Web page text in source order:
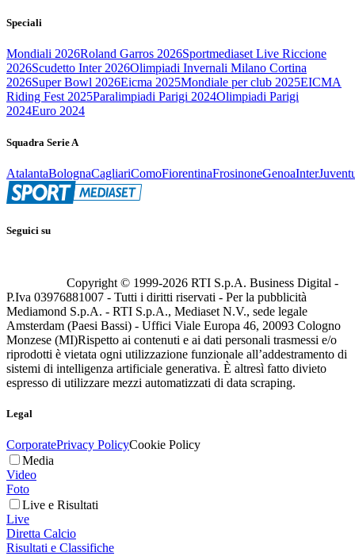
Speciali
Mondiali 2026Roland Garros 2026Sportmediaset Live Riccione
2026Scudetto Inter 2026Olimpiadi Invernali Milano Cortina
2026Super Bowl 2026Eicma 2025Mondiale per club 2025EICMA
Riding Fest 2025Paralimpiadi Parigi 2024Olimpiadi Parigi
2024Euro 2024
Squadra Serie A
AtalantaBolognaCagliariComoFiorentinaFrosinoneGenoaInter
Seguici su
Copyright © 1999-2026 RTI S.p.A. Business Digital -
P.Iva 03976881007 - Tutti i diritti riservati - Per la pubblicità
Mediamond S.p.A. - RTI S.p.A., Mediaset N.V., sede legale
Amsterdam (Paesi Bassi) - Uffici Viale Europa 46, 20093 Cologno
Monzese (MI)Rispetto ai contenuti e ai dati personali trasmessi e/o
riprodotti è vietata ogni utilizzazione funzionale all’addestramento di
sistemi di intelligenza artificiale generativa. È altresì fatto divieto
espresso di utilizzare mezzi automatizzati di data scraping.
Legal
CorporatePrivacy PolicyCookie Policy
Media
Video
Foto
Live e Risultati
Live
Diretta Calcio
Risultati e Classifiche